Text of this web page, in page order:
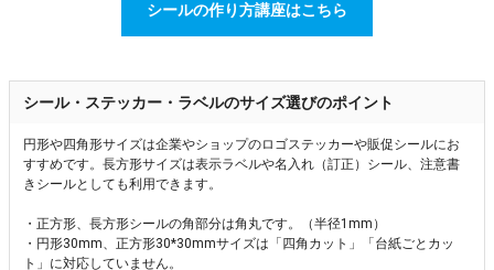
シールの作り方講座はこちら
シール・ステッカー・ラベルのサイズ選びのポイント
円形や四角形サイズは企業やショップのロゴステッカーや販促シールにお
すすめです。長方形サイズは表示ラベルや名入れ（訂正）シール、注意書
きシールとしても利用できます。
・正方形、長方形シールの角部分は角丸です。（半径1mm）
・円形30mm、正方形30*30mmサイズは「四角カット」「台紙ごとカッ
ト」に対応していません。